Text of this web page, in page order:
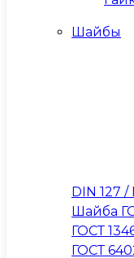
Шайбы
DIN 127
Шайба
ГОСТ
ГОСТ